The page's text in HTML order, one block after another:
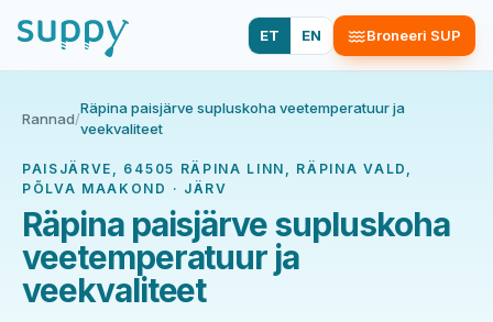
ET EN Broneeri SUP
Rannad/
Räpina paisjärve supluskoha veetemperatuur ja
veekvaliteet
PAISJÄRVE, 64505 RÄPINA LINN, RÄPINA VALD,
PÕLVA MAAKOND · JÄRV
Räpina paisjärve supluskoha
veetemperatuur ja
veekvaliteet